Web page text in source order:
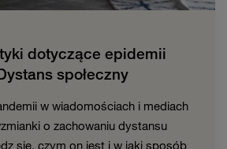
dotyczące epidemii
społeczny
w wiadomościach i mediach
o zachowaniu dystansu
się, czym on jest i w jaki sposób